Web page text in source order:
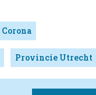
Corona
Provincie Utrecht